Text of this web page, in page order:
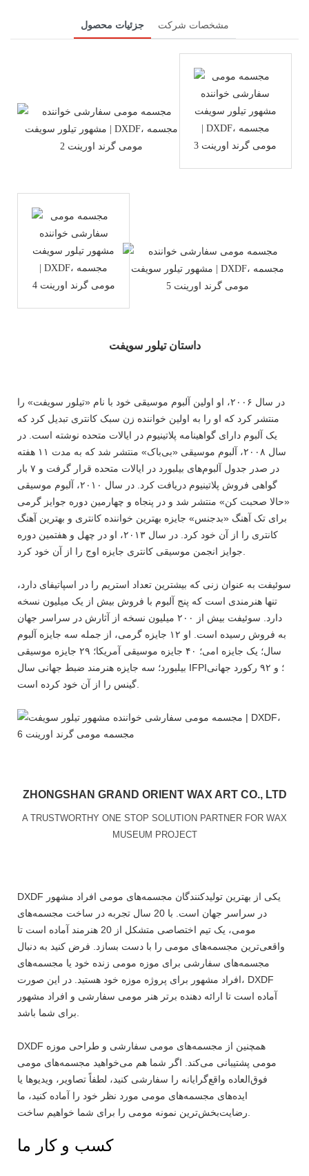
جزئیات محصول مشخصات شرکت
داستان تیلور سویفت
در سال ۲۰۰۶، او اولین آلبوم موسیقی خود با نام «تیلور سویفت» را
منتشر کرد که او را به اولین خواننده زن سبک کانتری تبدیل کرد که
یک آلبوم دارای گواهینامه پلاتینیوم در ایالات متحده نوشته است. در
سال ۲۰۰۸، آلبوم موسیقی «بی‌باک» منتشر شد که به مدت ۱۱ هفته
در صدر جدول آلبوم‌های بیلبورد در ایالات متحده قرار گرفت و ۷ بار
گواهی فروش پلاتینیوم دریافت کرد. در سال ۲۰۱۰، آلبوم موسیقی
«حالا صحبت کن» منتشر شد و در پنجاه و چهارمین دوره جوایز گرمی
برای تک آهنگ «بدجنس» جایزه بهترین خواننده کانتری و بهترین آهنگ
کانتری را از آن خود کرد. در سال ۲۰۱۳، او در چهل و هفتمین دوره
سوئیفت به عنوان زنی که بیشترین تعداد استریم را در اسپاتیفای دارد،
تنها هنرمندی است که پنج آلبوم با فروش بیش از یک میلیون نسخه
دارد. سوئیفت بیش از ۲۰۰ میلیون نسخه از آثارش در سراسر جهان
به فروش رسیده است. او ۱۲ جایزه گرمی، از جمله سه جایزه آلبوم
سال؛ یک جایزه امی؛ ۴۰ جایزه موسیقی آمریکا؛ ۲۹ جایزه موسیقی
بیلبورد؛ سه جایزه هنرمند ضبط جهانی سال IFPI؛ و ۹۲ رکورد جهانی
ZHONGSHAN GRAND ORIENT WAX ART CO., LTD
A TRUSTWORTHY ONE STOP SOLUTION PARTNER FOR WAX
MUSEUM PROJECT
DXDF یکی از بهترین تولیدکنندگان مجسمه‌های مومی افراد مشهور
در سراسر جهان است. با 20 سال تجربه در ساخت مجسمه‌های
مومی، یک تیم اختصاصی متشکل از 20 هنرمند آماده است تا
واقعی‌ترین مجسمه‌های مومی را با دست بسازد.
فرض کنید به دنبال
مجسمه‌های سفارشی برای موزه مومی زنده خود یا مجسمه‌های
افراد مشهور برای پروژه موزه خود هستید. در این صورت، DXDF
آماده است تا ارائه دهنده برتر هنر مومی سفارشی و افراد مشهور
DXDF همچنین از مجسمه‌های مومی سفارشی و طراحی موزه
مومی پشتیبانی می‌کند. اگر شما هم می‌خواهید مجسمه‌های مومی
فوق‌العاده واقع‌گرایانه را سفارشی کنید، لطفاً تصاویر، ویدیوها یا
ایده‌های مجسمه‌های مومی مورد نظر خود را آماده کنید، ما
کسب و کار ما